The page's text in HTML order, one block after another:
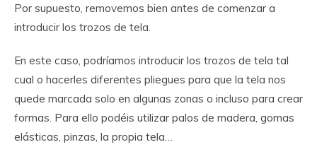
Por supuesto, removemos bien antes de comenzar a
introducir los trozos de tela.
En este caso, podríamos introducir los trozos de tela tal
cual o hacerles diferentes pliegues para que la tela nos
quede marcada solo en algunas zonas o incluso para crear
formas. Para ello podéis utilizar palos de madera, gomas
elásticas, pinzas, la propia tela…